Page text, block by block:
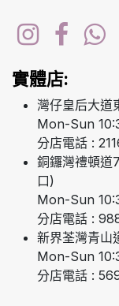
實體店:
灣仔皇后大道
Mon-Sun
分店電話 :
銅鑼灣禮頓道
口)
Mon-Sun
分店電話 :
新界荃灣青山
Mon-Sun
分店電話 :